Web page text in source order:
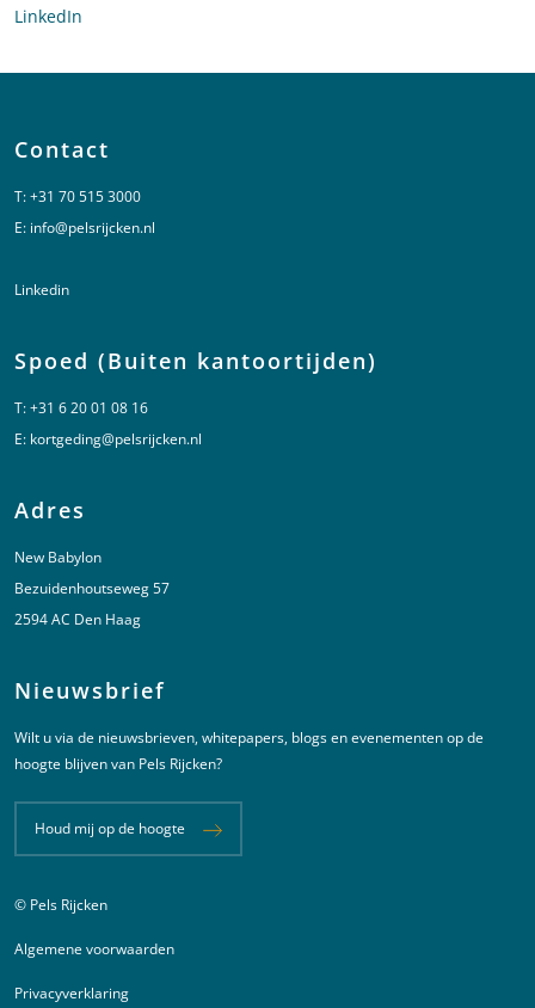
LinkedIn
Contact
T:+31 70 515 3000
E: info@pelsrijcken.nl
Linkedin
Spoed (Buiten kantoortijden)
T:+31 6 20 01 08 16
E: kortgeding@pelsrijcken.nl
Adres
New Babylon
Bezuidenhoutseweg 57
2594 AC Den Haag
Nieuwsbrief
Wilt u via de nieuwsbrieven, whitepapers, blogs en evenementen op de
hoogte blijven van Pels Rijcken?
Houd mij op de hoogte
Juridische informatie
© Pels Rijcken
Algemene voorwaarden
Privacyverklaring